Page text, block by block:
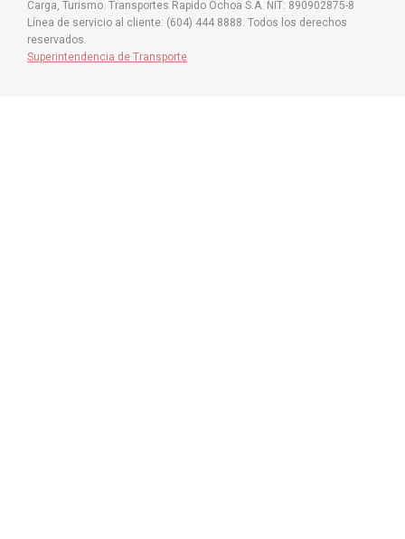
Carga, Turismo. Transportes Rapido Ochoa S.A. NIT: 890902875-8
Línea de servicio al cliente: (604) 444 8888. Todos los derechos
reservados.
Superintendencia de Transporte